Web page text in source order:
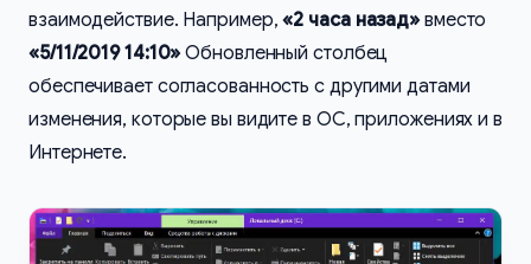
взаимодействие. Например,«2 часа назад» вместо
«5/11/2019 14:10» Обновленный столбец
обеспечивает согласованность с другими датами
изменения, которые вы видите в ОС, приложениях и в
Интернете.